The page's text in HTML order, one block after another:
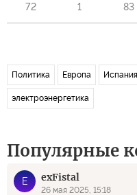
72 1 83
Политика Европа Испания
электроэнергетика
Популярные
E exFistal
26 мая 2025, 15:18